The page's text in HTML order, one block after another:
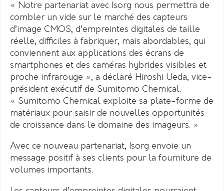
« Notre partenariat avec Isorg nous permettra de
combler un vide sur le marché des capteurs
d’image CMOS, d’empreintes digitales de taille
réelle, difficiles à fabriquer, mais abordables, qui
conviennent aux applications des écrans de
smartphones et des caméras hybrides visibles et
proche infrarouge », a déclaré Hiroshi Ueda, vice-
président exécutif de Sumitomo Chemical.
« Sumitomo Chemical exploite sa plate-forme de
matériaux pour saisir de nouvelles opportunités
de croissance dans le domaine des imageurs. »
Avec ce nouveau partenariat, Isorg envoie un
message positif à ses clients pour la fourniture de
volumes importants.